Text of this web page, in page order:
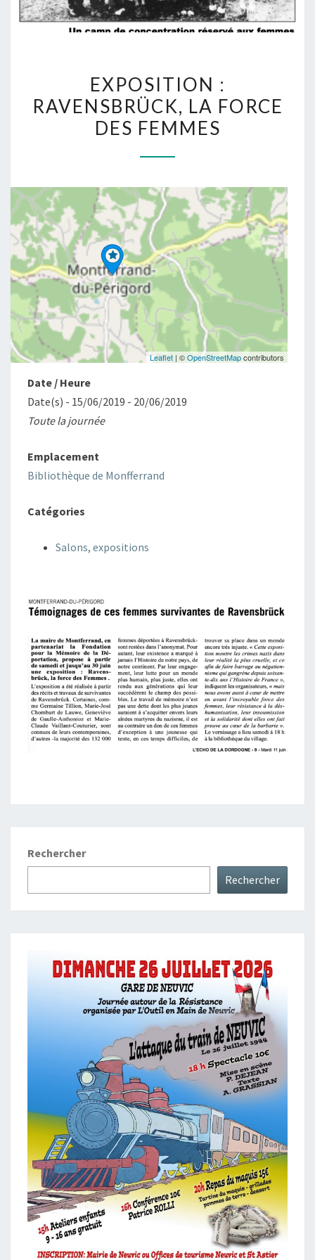
RAVENSBRÜCK,
LA
EXPOSITION :
RAVENSBRÜCK, LA FORCE
DES FEMMES
Leaflet | ©OpenStreetMapcontributors
Date / Heure
Date(s) - 15/06/2019 - 20/06/2019
Toute la journée
Emplacement
Bibliothèque de Monfferrand
Catégories
Salons, expositions
Rechercher
Rechercher